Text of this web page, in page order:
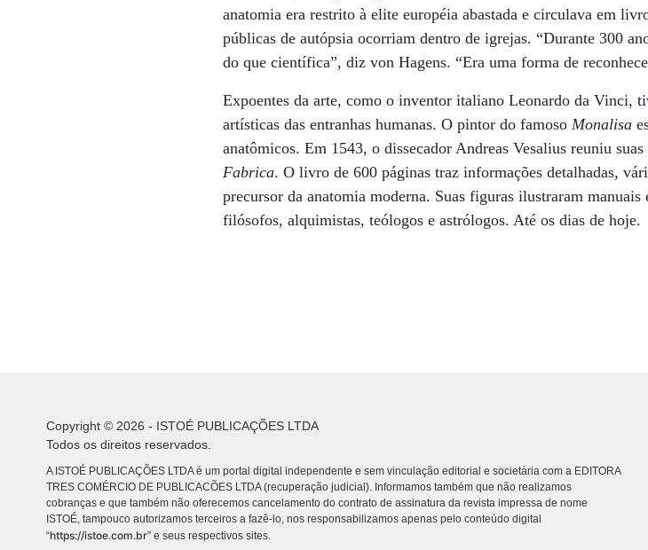
anatomia era restrito à elite européia abastada e circulava em
públicas de autópsia ocorriam dentro de igrejas. “Durante 300
do que científica”, diz von Hagens. “Era uma forma de
Expoentes da arte, como o inventor italiano Leonardo da Vinci,
artísticas das entranhas humanas. O pintor do famosoMonalisa
anatômicos. Em 1543, o dissecador Andreas Vesalius reuniu
Fabrica. O livro de 600 páginas traz informações detalhadas,
precursor da anatomia moderna. Suas figuras ilustraram
filósofos, alquimistas, teólogos e astrólogos. Até os dias de hoje.
Copyright © 2026 - ISTOÉ PUBLICAÇÕES LTDA
Todos os direitos reservados.
A ISTOÉ PUBLICAÇÕES LTDA é um portal digital independente e sem vinculação editorial e societária com a EDITORA
TRES COMÉRCIO DE PUBLICACÕES LTDA (recuperação judicial). Informamos também que não realizamos
cobranças e que também não oferecemos cancelamento do contrato de assinatura da revista impressa de nome
ISTOÉ, tampouco autorizamos terceiros a fazê-lo, nos responsabilizamos apenas pelo conteúdo digital
“https://istoe.com.br” e seus respectivos sites.